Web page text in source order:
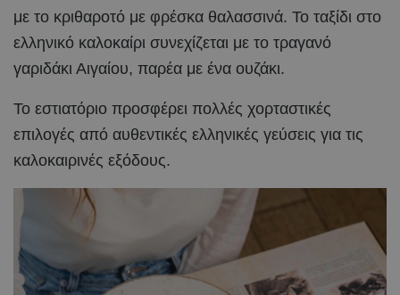
με το κριθαροτό με φρέσκα θαλασσινά. Το ταξίδι στο
ελληνικό καλοκαίρι συνεχίζεται με το τραγανό
γαριδάκι Αιγαίου, παρέα με ένα ουζάκι.
Το εστιατόριο προσφέρει πολλές χορταστικές
επιλογές από αυθεντικές ελληνικές γεύσεις για τις
καλοκαιρινές εξόδους.